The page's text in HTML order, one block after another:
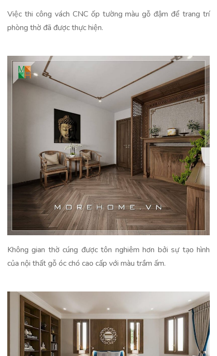
Việc thi công vách CNC ốp tường màu gỗ đậm để trang trí
phòng thờ đã được thực hiện.
Không gian thờ cúng được tôn nghiêm hơn bởi sự tạo hình
của nội thất gỗ óc chó cao cấp với màu trầm ấm.